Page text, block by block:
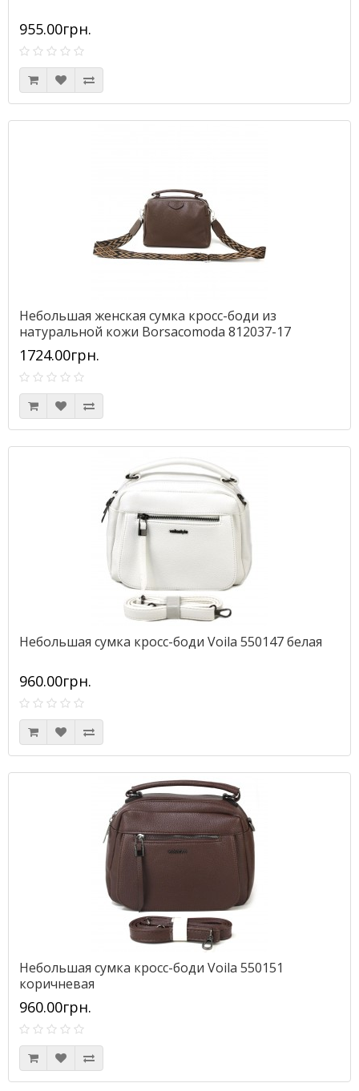
955.00грн.
Небольшая женская сумка кросс-боди из
натуральной кожи Borsacomoda 812037-17
коричневая
1724.00грн.
Небольшая сумка кросс-боди Voila 550147 белая
960.00грн.
Небольшая сумка кросс-боди Voila 550151
коричневая
960.00грн.